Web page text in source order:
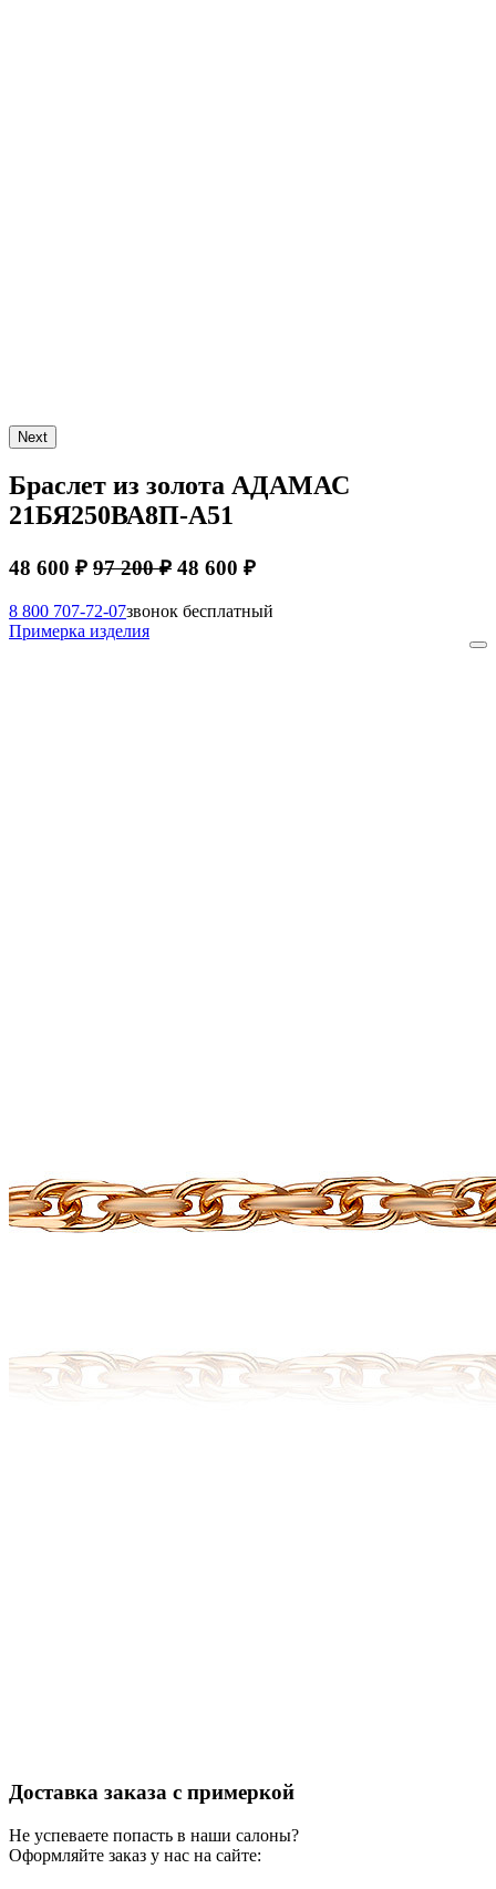
Next
Браслет из золота АДАМАС
21БЯ250ВА8П-А51
48 600 ₽ 97 200 ₽ 48 600 ₽
8 800 707-72-07звонок бесплатный
Примерка изделия
Доставка заказа с примеркой
Не успеваете попасть в наши салоны?
Оформляйте заказ у нас на сайте: